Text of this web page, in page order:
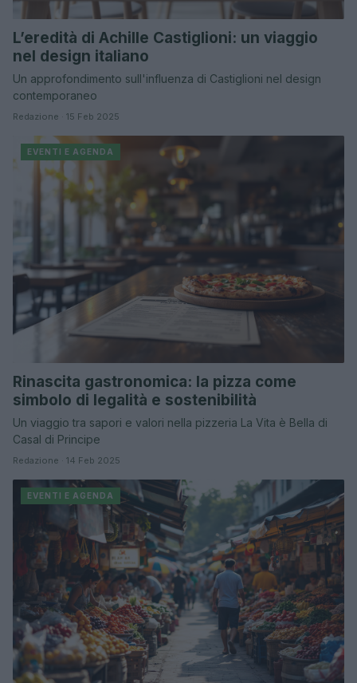
L’eredità di Achille Castiglioni: un viaggio
nel design italiano
Un approfondimento sull'influenza di Castiglioni nel design
contemporaneo
Redazione · 15 Feb 2025
EVENTI E AGENDA
Rinascita gastronomica: la pizza come
simbolo di legalità e sostenibilità
Un viaggio tra sapori e valori nella pizzeria La Vita è Bella di
Casal di Principe
Redazione · 14 Feb 2025
EVENTI E AGENDA